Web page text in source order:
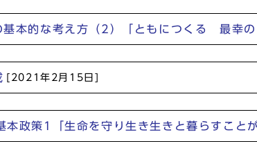
本的な考え方（2）「ともにつくる 最幸
[2021年2月15日]
策1「生命を守り生き生きと暮らすことが